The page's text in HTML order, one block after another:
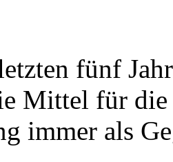
fünf
Mittel für
immer als